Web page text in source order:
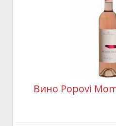
Вино Popovi